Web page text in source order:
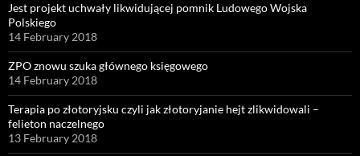
Jest projekt uchwały likwidującej pomnik Ludowego Wojska
Polskiego
14 February 2018
ZPO znowu szuka głównego księgowego
14 February 2018
Terapia po złotoryjsku czyli jak złotoryjanie hejt zlikwidowali –
felieton naczelnego
13 February 2018